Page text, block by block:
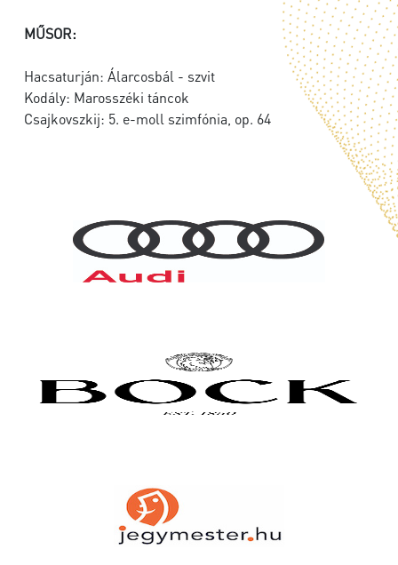
MŰSOR:
Hacsaturján: Álarcosbál - szvit
Kodály: Marosszéki táncok
Csajkovszkij: 5. e-moll szimfónia, op. 64